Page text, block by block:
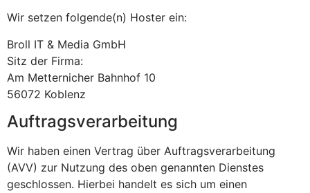
Wir setzen folgende(n) Hoster ein:
Broll IT & Media GmbH
Sitz der Firma:
Am Metternicher Bahnhof 10
56072 Koblenz
Auftragsverarbeitung
Wir haben einen Vertrag über Auftragsverarbeitung
(AVV) zur Nutzung des oben genannten Dienstes
geschlossen. Hierbei handelt es sich um einen